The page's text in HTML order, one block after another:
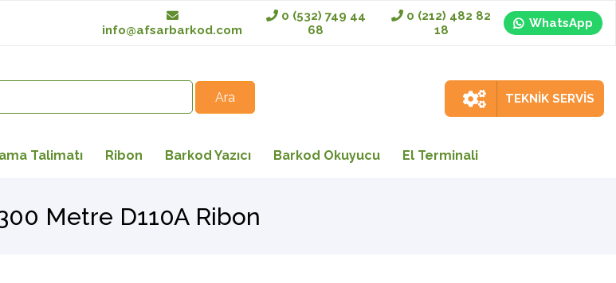
info@afsarbarkod.com
0 (532) 749 44
68
0 (212) 482 82
18
WhatsApp
TEKNİK SERVİS
Talimatı Ribon Barkod Yazıcı Barkod Okuyucu El Terminali
Metre D110A Ribon